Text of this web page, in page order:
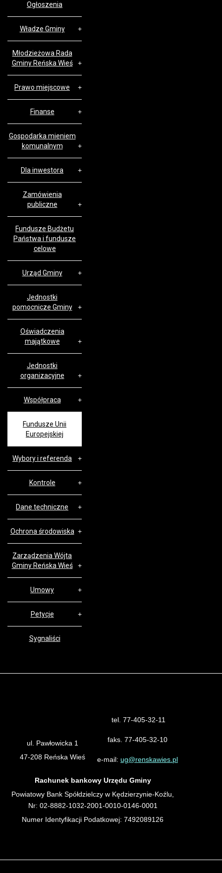
Ogłoszenia
Władze Gminy
Młodzieżowa Rada
Gminy Reńska Wieś
Prawo miejscowe
Finanse
Gospodarka mieniem
komunalnym
Dla inwestora
Zamówienia
publiczne
Fundusze Budżetu
Państwa i fundusze
celowe
Urząd Gminy
Jednostki
pomocnicze Gminy
Oświadczenia
majątkowe
Jednostki
organizacyjne
Współpraca
Fundusze Unii
Europejskiej
Wybory i referenda
Kontrole
Dane techniczne
Ochrona środowiska
Zarządzenia Wójta
Gminy Reńska Wieś
Umowy
Petycje
Sygnaliści
ul. Pawłowicka 1
47-208 Reńska Wieś
tel. 77-405-32-11
faks. 77-405-32-10
e-mail: ug@renskawies.pl
Rachunek bankowy Urzędu Gminy
Powiatowy Bank Spółdzielczy w Kędzierzynie-Koźlu,
Nr: 02-8882-1032-2001-0010-0146-0001
Numer Identyfikacji Podatkowej: 7492089126